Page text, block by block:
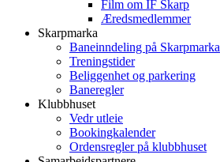
Film om IF Skarp
Æredsmedlemmer
Skarpmarka
Baneinndeling på Skarpmarka
Treningstider
Beliggenhet og parkering
Baneregler
Klubbhuset
Vedr utleie
Bookingkalender
Ordensregler på klubbhuset